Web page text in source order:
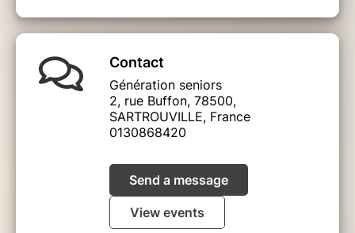
Contact
Génération seniors
2, rue Buffon, 78500,
SARTROUVILLE, France
0130868420
Send a message
View events